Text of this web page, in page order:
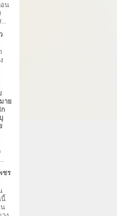
อน
าย
ก
ชร
นี้
น